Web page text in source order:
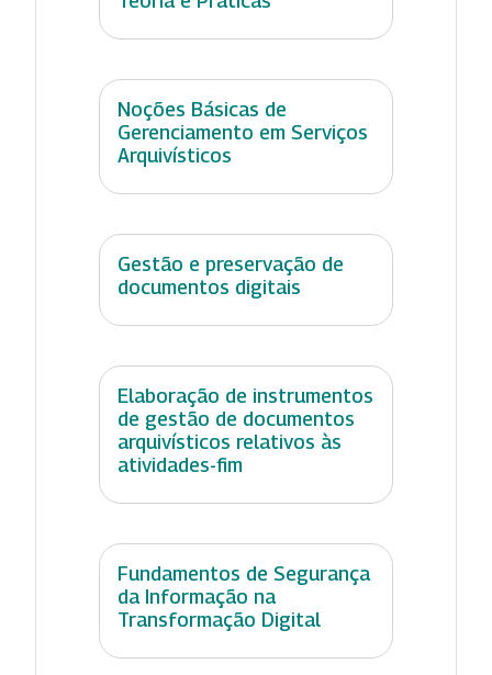
Noções Básicas de
Gerenciamento em Serviços
Arquivísticos
Gestão e preservação de
documentos digitais
Elaboração de instrumentos
de gestão de documentos
arquivísticos relativos às
atividades-fim
Fundamentos de Segurança
da Informação na
Transformação Digital